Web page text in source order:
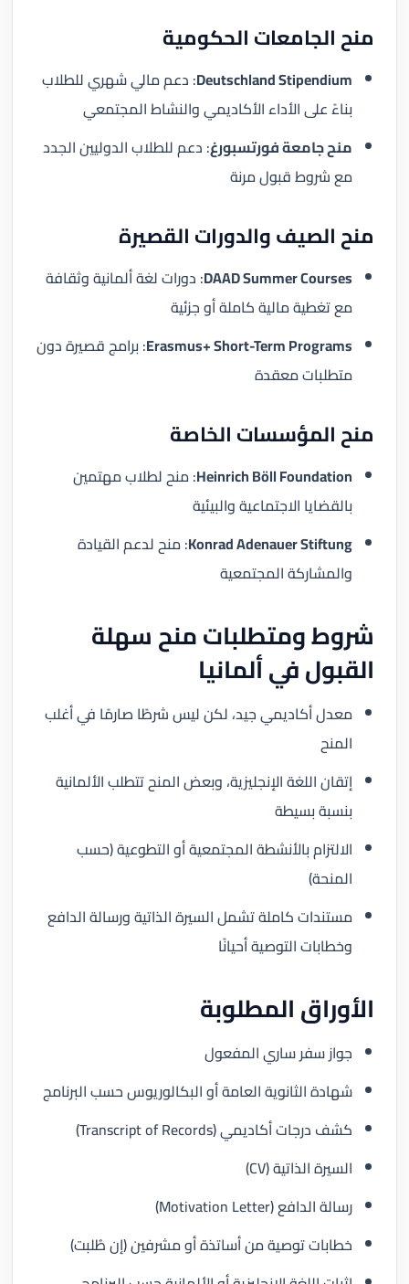
منح الجامعات الحكومية
Deutschland Stipendium: دعم مالي شهري للطلاب
بناءً على الأداء الأكاديمي والنشاط المجتمعي
منح جامعة فورتسبورغ: دعم للطلاب الدوليين الجدد
مع شروط قبول مرنة
منح الصيف والدورات القصيرة
DAAD Summer Courses: دورات لغة ألمانية وثقافة
مع تغطية مالية كاملة أو جزئية
Erasmus+ Short-Term Programs: برامج قصيرة دون
متطلبات معقدة
منح المؤسسات الخاصة
Heinrich Böll Foundation: منح لطلاب مهتمين
بالقضايا الاجتماعية والبيئية
Konrad Adenauer Stiftung: منح لدعم القيادة
والمشاركة المجتمعية
شروط ومتطلبات منح سهلة
القبول في ألمانيا
معدل أكاديمي جيد، لكن ليس شرطًا صارمًا في أغلب
المنح
إتقان اللغة الإنجليزية، وبعض المنح تتطلب الألمانية
بنسبة بسيطة
الالتزام بالأنشطة المجتمعية أو التطوعية (حسب
المنحة)
مستندات كاملة تشمل السيرة الذاتية ورسالة الدافع
وخطابات التوصية أحيانًا
الأوراق المطلوبة
جواز سفر ساري المفعول
شهادة الثانوية العامة أو البكالوريوس حسب البرنامج
كشف درجات أكاديمي (Transcript of Records)
السيرة الذاتية (CV)
رسالة الدافع (Motivation Letter)
خطابات توصية من أساتذة أو مشرفين (إن طُلبت)